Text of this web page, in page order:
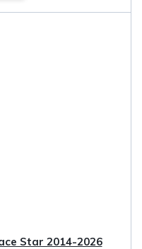
Star 2014-2026